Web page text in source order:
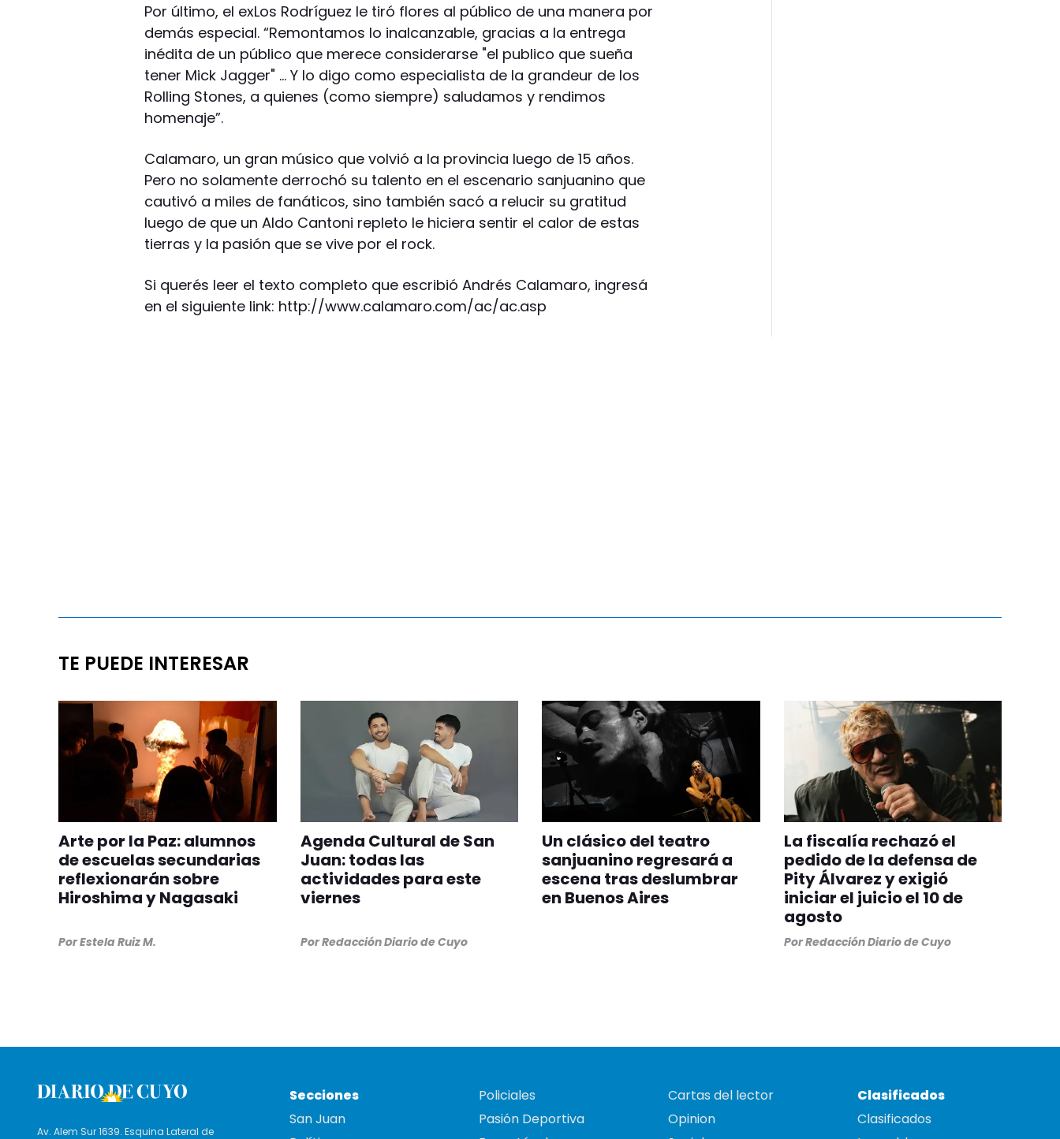
Por último, el exLos Rodríguez le tiró flores al público de una manera por
demás especial. “Remontamos lo inalcanzable, gracias a la entrega
inédita de un público que merece considerarse "el publico que sueña
tener Mick Jagger" … Y lo digo como especialista de la grandeur de los
Rolling Stones, a quienes (como siempre) saludamos y rendimos
homenaje”.
Calamaro, un gran músico que volvió a la provincia luego de 15 años.
Pero no solamente derrochó su talento en el escenario sanjuanino que
cautivó a miles de fanáticos, sino también sacó a relucir su gratitud
luego de que un Aldo Cantoni repleto le hiciera sentir el calor de estas
tierras y la pasión que se vive por el rock.
Si querés leer el texto completo que escribió Andrés Calamaro, ingresá
en el siguiente link: http://www.calamaro.com/ac/ac.asp
TE PUEDE INTERESAR
Arte por la Paz: alumnos
de escuelas secundarias
reflexionarán sobre
Hiroshima y Nagasaki
PorEstela Ruiz M.
Agenda Cultural de San
Juan: todas las
actividades para este
viernes
PorRedacción Diario de Cuyo
Un clásico del teatro
sanjuanino regresará a
escena tras deslumbrar
en Buenos Aires
La fiscalía rechazó el
pedido de la defensa de
Pity Álvarez y exigió
iniciar el juicio el 10 de
agosto
PorRedacción Diario de Cuyo
Av. Alem Sur 1639. Esquina Lateral de
Secciones
San Juan
Policiales
Pasión Deportiva
Cartas del lector
Opinion
Clasificados
Clasificados